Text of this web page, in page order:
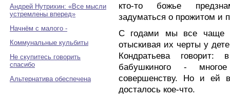
Андрей Нутрихин: «Все мысли
устремлены вперед»
Начнём с малого -
Коммунальные кульбиты
Не скупитесь говорить
спасибо
Альтернатива обеспечена
кто-то божье
задуматься о прожитом и
С годами мы все чаще
отыскивая их черты у
Кондратьева
бабушкиного -
совершенству. Но и ей
досталось кое-что.